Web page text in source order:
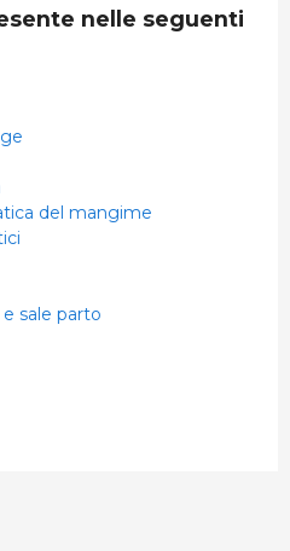
nelle seguenti
del mangime
sale parto